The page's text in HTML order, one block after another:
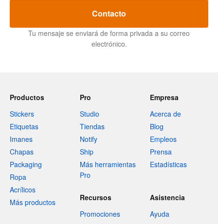
Contacto
Tu mensaje se enviará de forma privada a su correo
electrónico.
Productos
Stickers
Etiquetas
Imanes
Chapas
Packaging
Ropa
Acrílicos
Más productos
Pro
Studio
Tiendas
Notify
Ship
Más herramientas
Pro
Empresa
Acerca de
Blog
Empleos
Prensa
Estadísticas
Recursos
Promociones
Asistencia
Ayuda